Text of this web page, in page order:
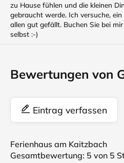
zu Hause fühlen und die kleinen
gebraucht werde. Ich versuche,
allen gut gefällt. Buchen Sie bei
selbst :-)
Bewertungen von
Eintrag verfassen
Ferienhaus am Kaitzbach
Gesamtbewertung: 5 von 5